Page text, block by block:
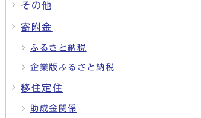
その他
寄附金
ふるさと納税
企業版ふるさと納税
移住定住
助成金関係